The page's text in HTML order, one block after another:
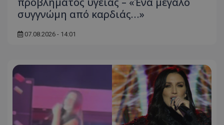
συγγνώμη από καρδιάς…»
07.08.2026 - 14:01